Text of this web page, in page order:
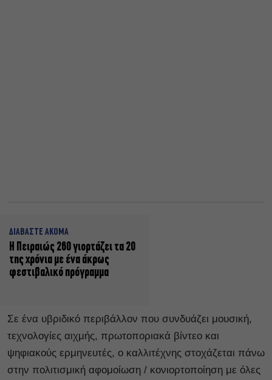
ΔΙΑΒΑΣΤΕ ΑΚΟΜΑ
Η Πειραιώς 260 γιορτάζει τα 20
της χρόνια με ένα άκρως
φεστιβαλικό πρόγραμμα
Σε ένα υβριδικό περιβάλλον που συνδυάζει μουσική,
τεχνολογίες αιχμής, πρωτοποριακά βίντεο και
ψηφιακούς ερμηνευτές, ο καλλιτέχνης στοχάζεται πάνω
στην πολιτισμική αφομοίωση / κονιορτοποίηση με όλες